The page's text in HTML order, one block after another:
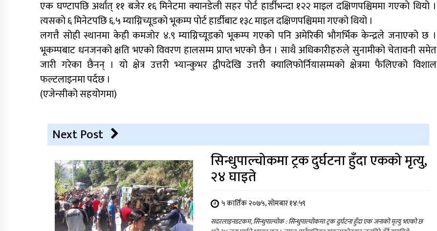
एक घण्टापछि अर्थात् ११ बजेर १६ मिनेटमा क्यानडेली सहर पोर्ट हार्डीभन्दा १२२ माइल दक्षिणपश्चिममा गएको थियो ।
त्यसको ६ मिनेटपछि ६.५ म्याग्निच्यूडको भूकम्प पोर्ट हार्डीबाट १३८ माइल दक्षिणपश्चिममा गएको थियो ।
लगत्तै सोही स्थानमा केही कमजोर ४.९ म्याग्निच्यूडको भूकम्प गएको पनि अमेरिकी भौगर्भिक केन्द्रले जनाएको छ ।
भूकम्पबाट धनजनको क्षति भएको विवरण हालसम्म प्राप्त भएको छैन । साथै अधिकारीहरुले सुनामीको चेतावनी समेत
जारी गरेका छैनन् । यो क्षेत्र उत्तरी भ्यान्कुभर द्वीपदेखि उत्तरी क्यालिफोर्नियासम्मको क्षेत्रमा फैलिएको विशाल
फल्टलाइनमा पर्दछ ।
(एजेन्सीको सहयोगमा)
Next Post
सिन्धुपाल्चोकमा ट्रक दुर्घटना हुँदा एकको मृत्यु,
२४ घाइते
५ कार्तिक २०७५, सोमबार १४:५९
सदरलाइनडटकम, सिन्धुपाल्चोक : सिन्धुपाल्चोकमा ट्रक दुर्घटना हुँदा एक जनाको मृत्यु भएको छ